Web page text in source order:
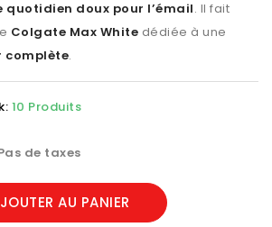
quotidien doux pour l’émail. Il fait
Colgate Max White dédiée à une
complète.
10 Produits
de taxes
AU PANIER